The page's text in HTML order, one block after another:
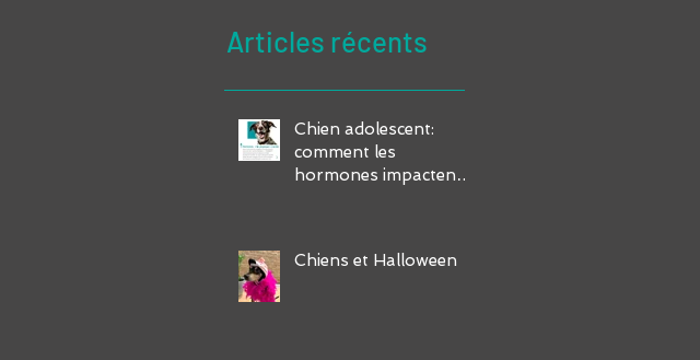
Articles récents
Chien adolescent:
comment les
hormones impactent-
défis?
Chiens et Halloween